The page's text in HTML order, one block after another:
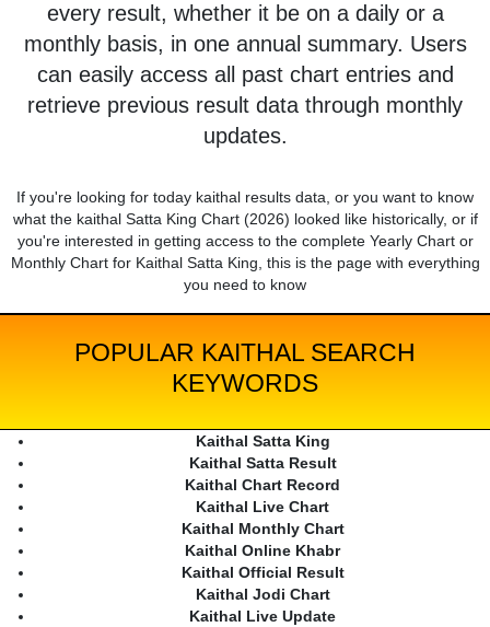
every result, whether it be on a daily or a
monthly basis, in one annual summary. Users
can easily access all past chart entries and
retrieve previous result data through monthly
updates.
If you're looking for today kaithal results data, or you want to know
what the kaithal Satta King Chart (2026) looked like historically, or if
you're interested in getting access to the complete Yearly Chart or
Monthly Chart for Kaithal Satta King, this is the page with everything
you need to know
POPULAR KAITHAL SEARCH
KEYWORDS
Kaithal Satta King
Kaithal Satta Result
Kaithal Chart Record
Kaithal Live Chart
Kaithal Monthly Chart
Kaithal Online Khabr
Kaithal Official Result
Kaithal Jodi Chart
Kaithal Live Update